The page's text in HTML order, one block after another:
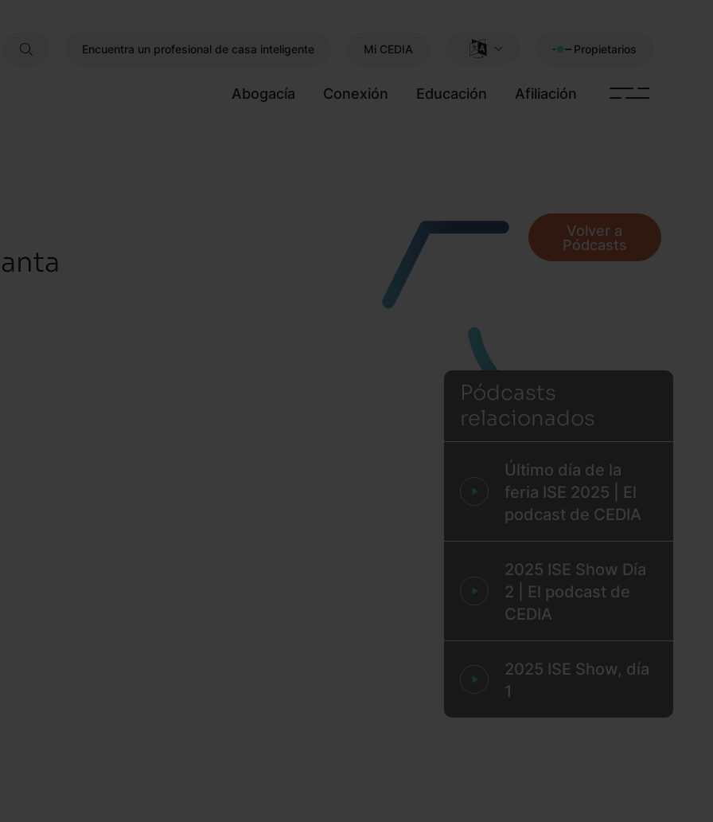
Encuentra un profesional de casa inteligente Mi CEDIA Propietarios
Abogacía Conexión Educación Afiliación
Volver a
Pódcasts
Pódcasts
relacionados
Último día de la
feria ISE 2025 | El
podcast de CEDIA
2025 ISE Show Día
2 | El podcast de
CEDIA
2025 ISE Show, día
1